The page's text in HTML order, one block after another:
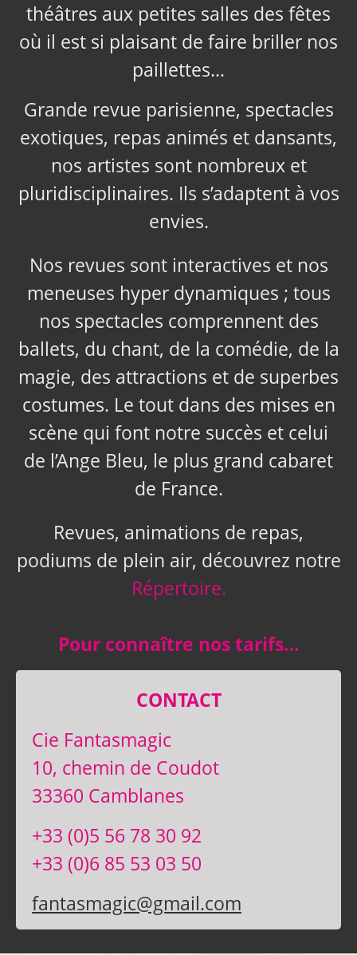
théâtres aux petites salles des fêtes
où il est si plaisant de faire briller nos
paillettes…
Grande revue parisienne, spectacles
exotiques, repas animés et dansants,
nos artistes sont nombreux et
pluridisciplinaires. Ils s’adaptent à vos
envies.
Nos revues sont interactives et nos
meneuses hyper dynamiques ; tous
nos spectacles comprennent des
ballets, du chant, de la comédie, de la
magie, des attractions et de superbes
costumes. Le tout dans des mises en
scène qui font notre succès et celui
de l’Ange Bleu, le plus grand cabaret
de France.
Revues, animations de repas,
podiums de plein air, découvrez notre
Répertoire.
Pour connaître nos tarifs…
CONTACT
Cie Fantasmagic
10, chemin de Coudot
33360 Camblanes
+33 (0)5 56 78 30 92
+33 (0)6 85 53 03 50
fantasmagic@gmail.com